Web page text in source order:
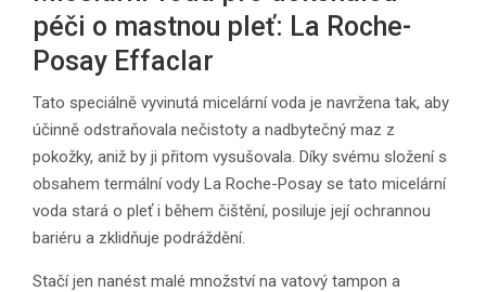
péči o mastnou pleť: La Roche-
Posay Effaclar
Tato speciálně vyvinutá micelární voda je navržena tak, aby
účinně odstraňovala nečistoty a nadbytečný maz z
pokožky, aniž by ji přitom vysušovala. Díky svému složení s
obsahem termální vody La Roche-Posay se tato micelární
voda stará o pleť i během čištění, posiluje její ochrannou
bariéru a zklidňuje podráždění.
Stačí jen nanést malé množství na vatový tampon a